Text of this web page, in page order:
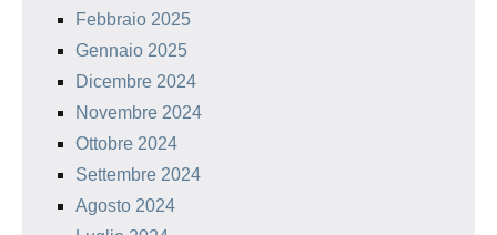
Febbraio 2025
Gennaio 2025
Dicembre 2024
Novembre 2024
Ottobre 2024
Settembre 2024
Agosto 2024